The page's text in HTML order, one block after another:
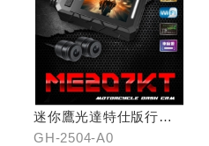
迷你鷹光達特仕版行車
記錄器
GH-2504-A0